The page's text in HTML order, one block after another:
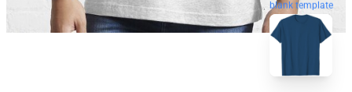
blank template